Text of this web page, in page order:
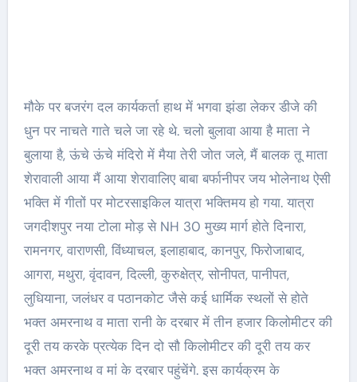
मौके पर बजरंग दल कार्यकर्ता हाथ में भगवा झंडा लेकर डीजे की
धुन पर नाचते गाते चले जा रहे थे. चलो बुलावा आया है माता ने
बुलाया है, ऊंचे ऊंचे मंदिरो में मैया तेरी जोत जले, मैं बालक तू माता
शेरावाली आया मैं आया शेरावालिए बाबा बर्फानीपर जय भोलेनाथ ऐसी
भक्ति में गीतों पर मोटरसाइकिल यात्रा भक्तिमय हो गया. यात्रा
जगदीशपुर नया टोला मोड़ से NH 30 मुख्य मार्ग होते दिनारा,
रामनगर, वाराणसी, विंध्याचल, इलाहाबाद, कानपुर, फिरोजाबाद,
आगरा, मथुरा, वृंदावन, दिल्ली, कुरुक्षेत्र, सोनीपत, पानीपत,
लुधियाना, जलंधर व पठानकोट जैसे कई धार्मिक स्थलों से होते
भक्त अमरनाथ व माता रानी के दरबार में तीन हजार किलोमीटर की
दूरी तय करके प्रत्येक दिन दो सौ किलोमीटर की दूरी तय कर
भक्त अमरनाथ व मां के दरबार पहुंचेंगे. इस कार्यक्रम के